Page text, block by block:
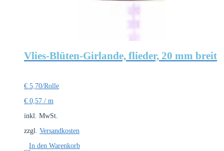
Vlies-Blüten-Girlande, flieder, 20 mm breit
€ 5,70/Rolle
€ 0,57 / m
inkl. MwSt.
zzgl. Versandkosten
In den Warenkorb